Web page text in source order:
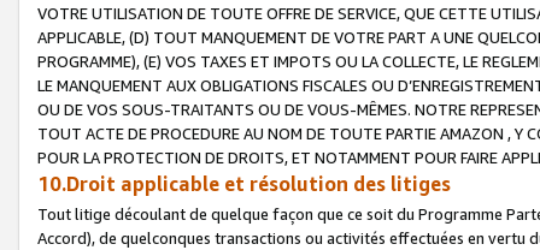
VOTRE UTILISATION DE TOUTE OFFRE DE SERVICE, QUE CETTE
APPLICABLE, (D) TOUT MANQUEMENT DE VOTRE PART A UNE
PROGRAMME), (E) VOS TAXES ET IMPOTS OU LA COLLECTE, LE
LE MANQUEMENT AUX OBLIGATIONS FISCALES OU
OU DE VOS SOUS-TRAITANTS OU DE VOUS-MÊMES. NOTRE
TOUT ACTE DE PROCEDURE AU NOM DE TOUTE PARTIE AMAZON , Y
POUR LA PROTECTION DE DROITS, ET NOTAMMENT POUR FAIRE
10.Droit applicable et résolution des litiges
Tout litige découlant de quelque façon que ce soit du Programme
Accord), de quelconques transactions ou activités effectuées en vertu